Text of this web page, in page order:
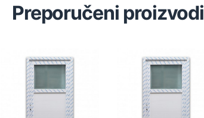
Preporučeni proizvodi